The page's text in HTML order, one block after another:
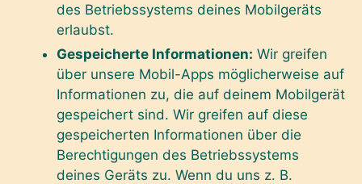
des Betriebssystems deines Mobilgeräts
erlaubst.
Gespeicherte Informationen: Wir greifen
über unsere Mobil-Apps möglicherweise auf
Informationen zu, die auf deinem Mobilgerät
gespeichert sind. Wir greifen auf diese
gespeicherten Informationen über die
Berechtigungen des Betriebssystems
deines Geräts zu. Wenn du uns z. B.